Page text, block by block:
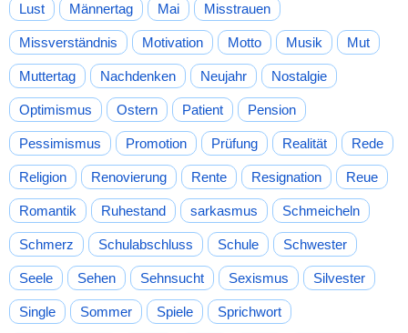
Lust Männertag Mai Misstrauen
Missverständnis Motivation Motto Musik Mut
Muttertag Nachdenken Neujahr Nostalgie
Optimismus Ostern Patient Pension
Pessimismus Promotion Prüfung Realität Rede
Religion Renovierung Rente Resignation Reue
Romantik Ruhestand sarkasmus Schmeicheln
Schmerz Schulabschluss Schule Schwester
Seele Sehen Sehnsucht Sexismus Silvester
Single Sommer Spiele Sprichwort